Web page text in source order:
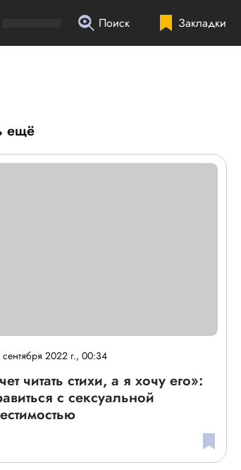
Закладки
Поиск
ещё
2022 г., 00:34
читать стихи, а я хочу его»:
с сексуальной